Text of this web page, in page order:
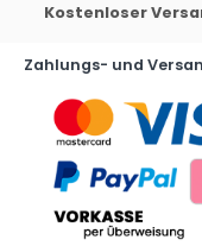
Kostenloser
Zahlungs- und